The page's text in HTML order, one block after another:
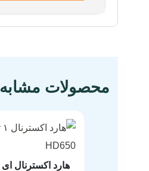
محصولات مشابه